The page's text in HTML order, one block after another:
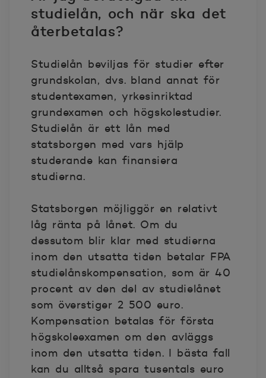
studielån, och när ska det
återbetalas?
Studielån beviljas för studier efter
grundskolan, dvs. bland annat för
studentexamen, yrkesinriktad
grundexamen och högskolestudier.
Studielån är ett lån med
statsborgen med vars hjälp
studerande kan finansiera
studierna.
Statsborgen möjliggör en relativt
låg ränta på lånet. Om du
dessutom blir klar med studierna
inom den utsatta tiden betalar FPA
studielånskompensation, som är 40
procent av den del av studielånet
som överstiger 2 500 euro.
Kompensation betalas för första
högskoleexamen om den avläggs
inom den utsatta tiden. I bästa fall
kan du alltså spara tusentals euro